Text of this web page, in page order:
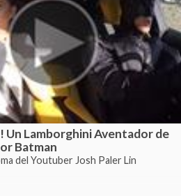
Un Lamborghini Aventador de
Batman
del Youtuber Josh Paler Lin